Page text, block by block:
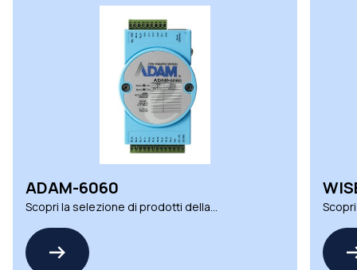
WISE-4051
Scopri la selezione di prodotti della